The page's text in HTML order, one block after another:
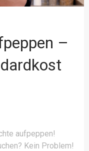
–
aufpeppen!
Kein Problem!